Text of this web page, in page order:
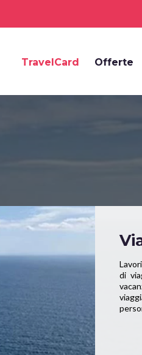
TravelCard Offerte
di